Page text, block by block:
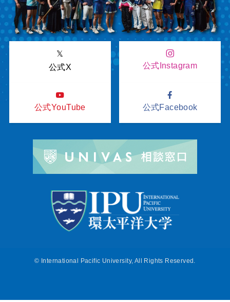
𝕏
公式X
公式Instagram
公式YouTube 公式Facebook
© International Pacific University, All Rights Reserved.